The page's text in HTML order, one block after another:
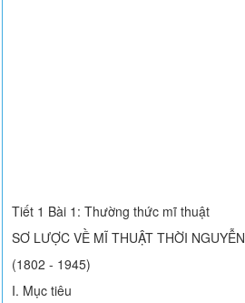
Tiết 1 Bài 1: Thường thức mĩ thuật
SƠ LƯỢC VỀ MĨ THUẬT THỜI NGUYỄN
(1802 - 1945)
I. Mục tiêu